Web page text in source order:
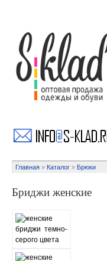
Главная » Каталог » Брюки
Бриджи женские